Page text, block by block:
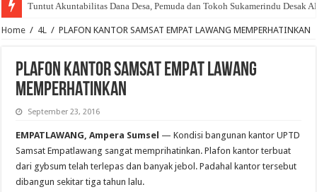
Tuntut Akuntabilitas Dana Desa, Pemuda dan Tokoh Sukamerindu Desak
Home / 4L / PLAFON KANTOR SAMSAT EMPAT LAWANG MEMPERHATINKAN
PLAFON KANTOR SAMSAT EMPAT LAWANG
MEMPERHATINKAN
September 23, 2016
EMPATLAWANG, Ampera Sumsel — Kondisi bangunan kantor UPTD
Samsat Empatlawang sangat memprihatinkan. Plafon kantor terbuat
dari gybsum telah terlepas dan banyak jebol. Padahal kantor tersebut
dibangun sekitar tiga tahun lalu.